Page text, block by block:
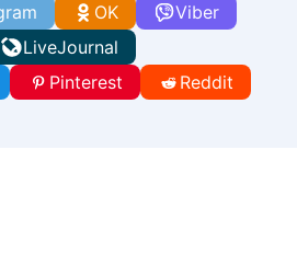
Viber
OK
LiveJournal
Pinterest
Reddit